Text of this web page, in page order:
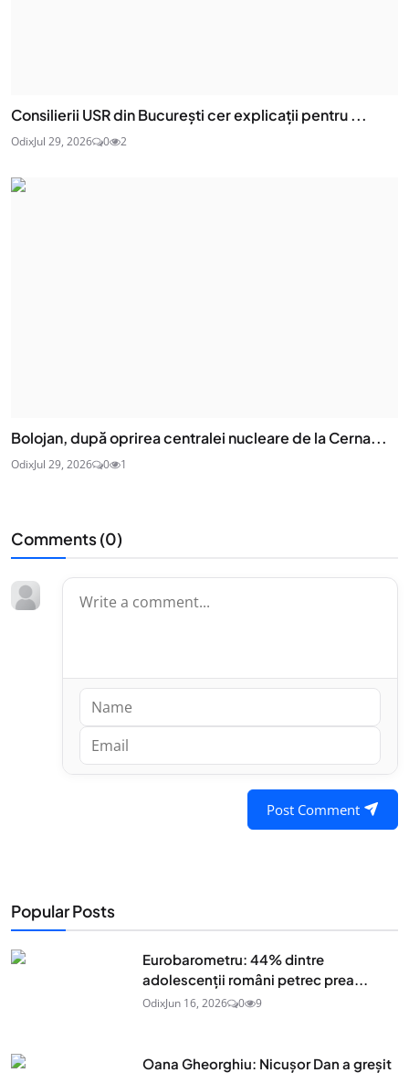
Consilierii USR din București cer explicații pentru ...
OdixJul 29, 2026 0 2
Bolojan, după oprirea centralei nucleare de la Cerna...
OdixJul 29, 2026 0 1
Comments (0)
Post Comment
Popular Posts
Eurobarometru: 44% dintre
adolescenţii români petrec prea...
OdixJun 16, 2026 0 9
Oana Gheorghiu: Nicușor Dan a greșit